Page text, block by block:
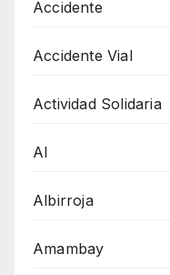
Accidente
Accidente Vial
Actividad Solidaria
AI
Albirroja
Amambay